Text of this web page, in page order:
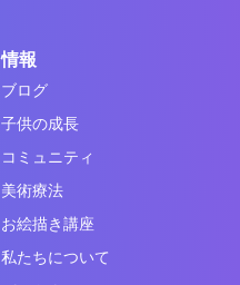
情報
ブログ
子供の成長
コミュニティ
美術療法
お絵描き講座
私たちについて